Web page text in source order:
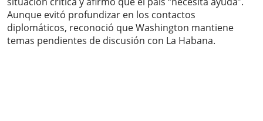
Aunque evitó profundizar en los contactos
diplomáticos, reconoció que Washington mantiene
temas pendientes de discusión con La Habana.